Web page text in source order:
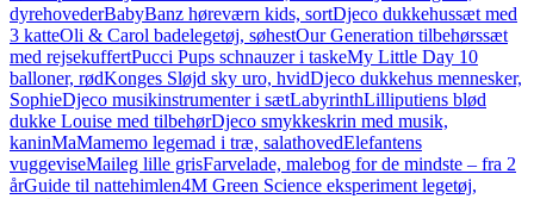
dyrehovederBabyBanz høreværn kids, sortDjeco dukkehussæt med
3 katteOli & Carol badelegetøj, søhestOur Generation tilbehørssæt
med rejsekuffertPucci Pups schnauzer i taskeMy Little Day 10
balloner, rødKonges Sløjd sky uro, hvidDjeco dukkehus mennesker,
SophieDjeco musikinstrumenter i sætLabyrinthLilliputiens blød
dukke Louise med tilbehørDjeco smykkeskrin med musik,
kaninMaMamemo legemad i træ, salathovedElefantens
vuggeviseMaileg lille grisFarvelade, malebog for de mindste – fra 2
årGuide til nattehimlen4M Green Science eksperiment legetøj,